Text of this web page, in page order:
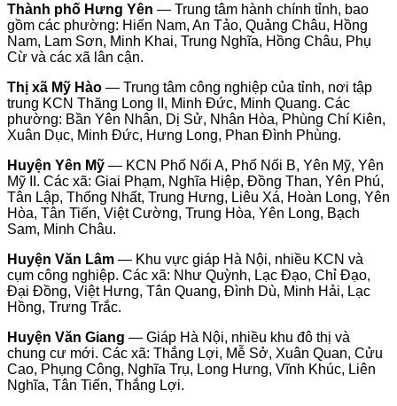
Thành phố Hưng Yên — Trung tâm hành chính tỉnh, bao
gồm các phường: Hiến Nam, An Tảo, Quảng Châu, Hồng
Nam, Lam Sơn, Minh Khai, Trung Nghĩa, Hồng Châu, Phụ
Cừ và các xã lân cận.
Thị xã Mỹ Hào — Trung tâm công nghiệp của tỉnh, nơi tập
trung KCN Thăng Long II, Minh Đức, Minh Quang. Các
phường: Bần Yên Nhân, Dị Sử, Nhân Hòa, Phùng Chí Kiên,
Xuân Dục, Minh Đức, Hưng Long, Phan Đình Phùng.
Huyện Yên Mỹ — KCN Phố Nối A, Phố Nối B, Yên Mỹ, Yên
Mỹ II. Các xã: Giai Phạm, Nghĩa Hiệp, Đồng Than, Yên Phú,
Tân Lập, Thống Nhất, Trung Hưng, Liêu Xá, Hoàn Long, Yên
Hòa, Tân Tiến, Việt Cường, Trung Hòa, Yên Long, Bạch
Sam, Minh Châu.
Huyện Văn Lâm — Khu vực giáp Hà Nội, nhiều KCN và
cụm công nghiệp. Các xã: Như Quỳnh, Lạc Đạo, Chỉ Đạo,
Đại Đồng, Việt Hưng, Tân Quang, Đình Dù, Minh Hải, Lạc
Hồng, Trưng Trắc.
Huyện Văn Giang — Giáp Hà Nội, nhiều khu đô thị và
chung cư mới. Các xã: Thắng Lợi, Mễ Sở, Xuân Quan, Cửu
Cao, Phụng Công, Nghĩa Trụ, Long Hưng, Vĩnh Khúc, Liên
Nghĩa, Tân Tiến, Thắng Lợi.